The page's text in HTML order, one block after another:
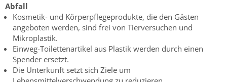
Abfall
Kosmetik- und Körperpflegeprodukte, die den Gästen
angeboten werden, sind frei von Tierversuchen und
Mikroplastik.
Einweg-Toilettenartikel aus Plastik werden durch einen
Spender ersetzt.
Die Unterkunft setzt sich Ziele um